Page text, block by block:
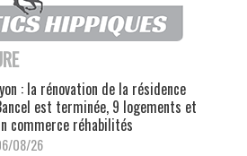
: la rénovation de la résidence
est terminée, 9 logements et
commerce réhabilités
08/26